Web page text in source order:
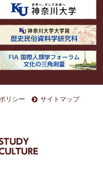
リシー サイトマップ